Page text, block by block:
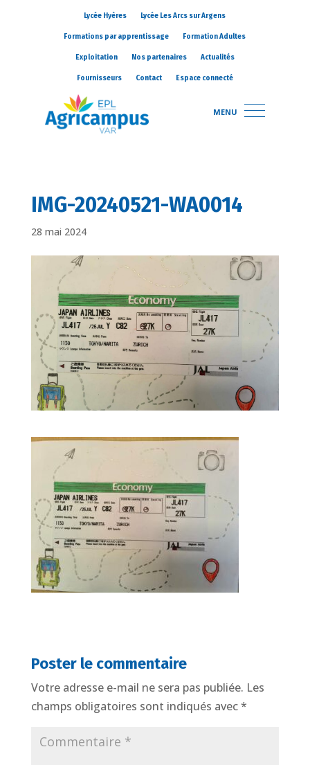
Lycée Hyères Lycée Les Arcs sur Argens
Formations par apprentissage Formation Adultes
Exploitation Nos partenaires Actualités
Fournisseurs Contact Espace connecté
MENU
IMG-20240521-WA0014
28 mai 2024
Poster le commentaire
Votre adresse e-mail ne sera pas publiée. Les
champs obligatoires sont indiqués avec*